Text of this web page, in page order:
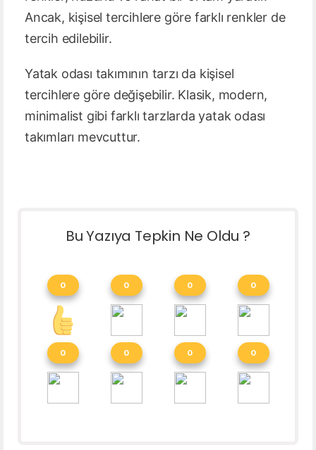
Ancak, kişisel tercihlere göre farklı renkler de
tercih edilebilir.
Yatak odası takımının tarzı da kişisel
tercihlere göre değişebilir. Klasik, modern,
minimalist gibi farklı tarzlarda yatak odası
takımları mevcuttur.
Bu Yazıya Tepkin Ne Oldu ?
0 0 0 0
0 0 0 0